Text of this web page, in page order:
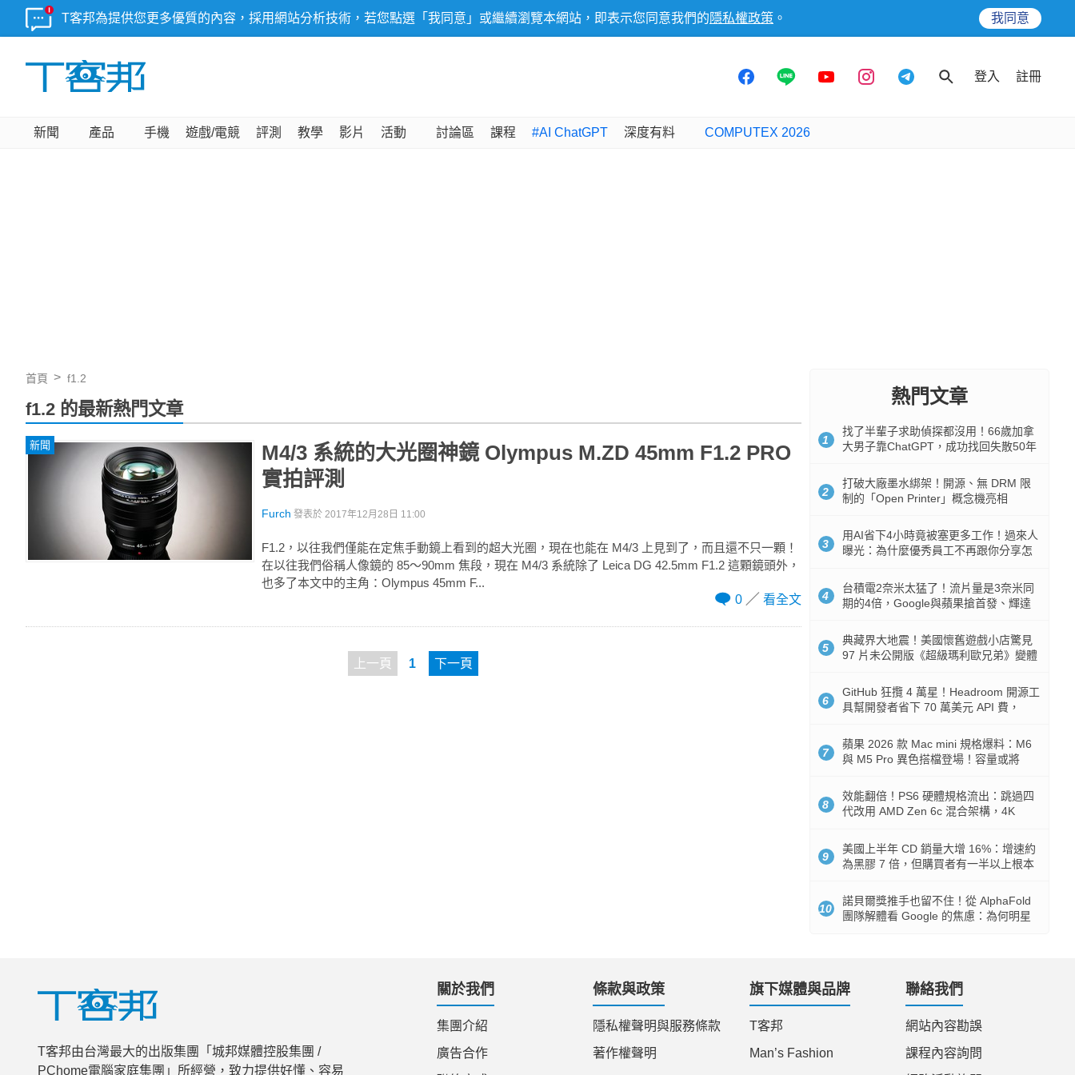
T客邦為提供您更多優質的內容，採用網站分析技術，若您點選「我同意」或繼續瀏覽本網站，即表示您同意我們的 隱私權政策 。 我同意
登入 註冊
新聞 產品 手機 遊戲/電競 評測 教學 影片 活動 討論區 課程 #AI ChatGPT 深度有料 COMPUTEX 2026
首頁 f1.2
f1.2 的最新熱門文章
新聞
M4/3 系統的大光圈神鏡 Olympus M.ZD 45mm F1.2 PRO
實拍評測
Furch 發表於 2017年12月28日 11:00
F1.2，以往我們僅能在定焦手動鏡上看到的超大光圈，現在也能在 M4/3 上見到了，而且還不只一顆！
在以往我們俗稱人像鏡的 85～90mm 焦段，現在 M4/3 系統除了 Leica DG 42.5mm F1.2 這顆鏡頭外，
也多了本文中的主角：Olympus 45mm F...
0
看全文
上一頁 1 下一頁
熱門文章
1
找了半輩子求助偵探都沒用！66歲加拿
大男子靠ChatGPT，成功找回失散50年
2
打破大廠墨水綁架！開源、無 DRM 限
制的「Open Printer」概念機亮相
3
用AI省下4小時竟被塞更多工作！過來人
曝光：為什麼優秀員工不再跟你分享怎
4
台積電2奈米太猛了！流片量是3奈米同
期的4倍，Google與蘋果搶首發、輝達
5
典藏界大地震！美國懷舊遊戲小店驚見
97 片未公開版《超級瑪利歐兄弟》變體
6
GitHub 狂攬 4 萬星！Headroom 開源工
具幫開發者省下 70 萬美元 API 費，
7
蘋果 2026 款 Mac mini 規格爆料：M6
與 M5 Pro 異色搭檔登場！容量或將
8
效能翻倍！PS6 硬體規格流出：跳過四
代改用 AMD Zen 6c 混合架構，4K
9
美國上半年 CD 銷量大增 16%：增速約
為黑膠 7 倍，但購買者有一半以上根本
10
諾貝爾獎推手也留不住！從 AlphaFold
團隊解體看 Google 的焦慮：為何明星
T客邦由台灣最大的出版集團「城邦媒體控股集團 /
PChome電腦家庭集團」所經營，致力提供好懂、容易
關於我們
集團介紹
廣告合作
條款與政策
隱私權聲明與服務條款
著作權聲明
旗下媒體與品牌
T客邦
Man’s Fashion
聯絡我們
網站內容勘誤
課程內容詢問